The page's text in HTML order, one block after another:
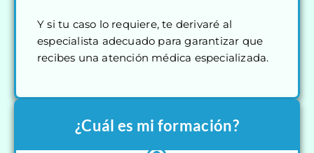
Y si tu caso lo requiere, te derivaré al
especialista adecuado para garantizar que
recibes una atención médica especializada.
¿Cuál es mi formación?